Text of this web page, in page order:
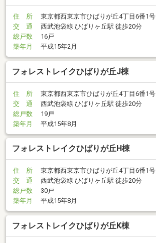
住 所
東京都西東京市ひばりが丘4丁目6番1号
交 通
西武池袋線 ひばりヶ丘駅 徒歩20分
総戸数
16戸
築年月
平成15年2月
フォレストレイクひばりが丘J棟
住 所
東京都西東京市ひばりが丘4丁目6番1号
交 通
西武池袋線 ひばりヶ丘駅 徒歩20分
総戸数
19戸
築年月
平成15年8月
フォレストレイクひばりが丘H棟
住 所
東京都西東京市ひばりが丘4丁目6番1号
交 通
西武池袋線 ひばりヶ丘駅 徒歩20分
総戸数
30戸
築年月
平成15年8月
フォレストレイクひばりが丘K棟